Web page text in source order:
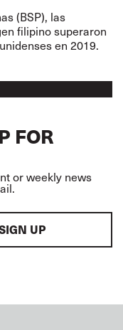
(BSP), las
filipino superaron
en 2019.
FOR
or weekly news
UP